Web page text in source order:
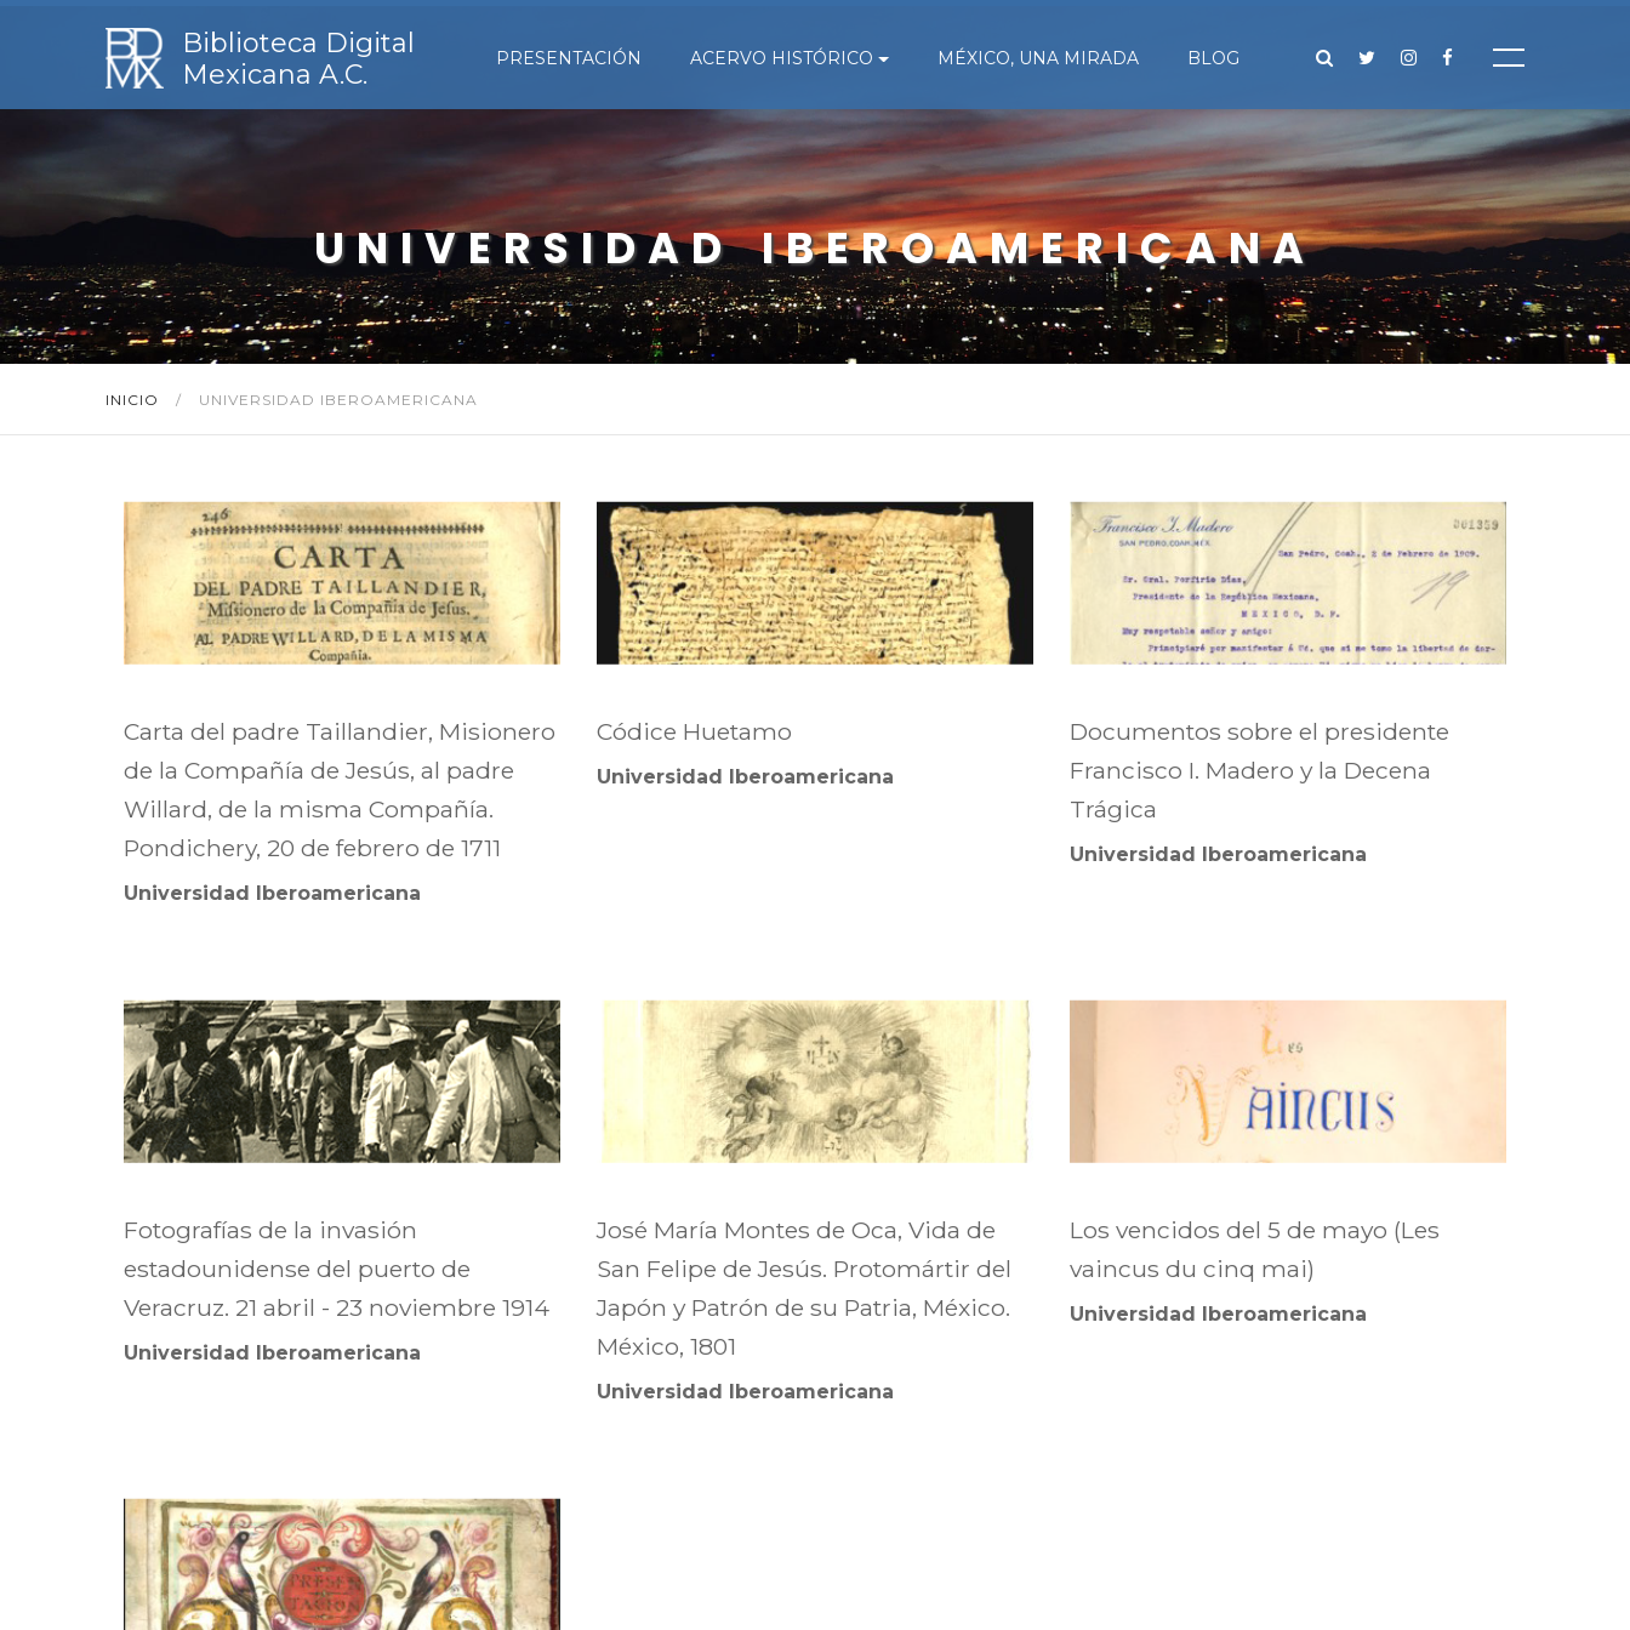
Biblioteca Digital
Mexicana A.C.
PRESENTACIÓN ACERVO HISTÓRICO MÉXICO, UNA MIRADA BLOG
UNIVERSIDAD IBEROAMERICANA
INICIO / UNIVERSIDAD IBEROAMERICANA
Carta del padre Taillandier, Misionero
de la Compañía de Jesús, al padre
Willard, de la misma Compañía.
Pondichery, 20 de febrero de 1711
Universidad Iberoamericana
Códice Huetamo
Universidad Iberoamericana
Documentos sobre el presidente
Francisco I. Madero y la Decena
Trágica
Universidad Iberoamericana
Fotografías de la invasión
estadounidense del puerto de
Veracruz. 21 abril - 23 noviembre 1914
Universidad Iberoamericana
José María Montes de Oca, Vida de
San Felipe de Jesús. Protomártir del
Japón y Patrón de su Patria, México.
México, 1801
Universidad Iberoamericana
Los vencidos del 5 de mayo (Les
vaincus du cinq mai)
Universidad Iberoamericana